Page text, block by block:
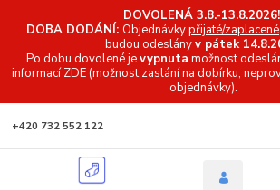
DOVOLENÁ 3.8.-
DOBA DODÁNÍ: Objednávkypřijaté/zaplacené
budou odeslányv pátek
Po dobu dovolené jevypnuta možnost
informacíZDE (možnost zaslání na dobírku,
objednávky).
+420 732 552 122